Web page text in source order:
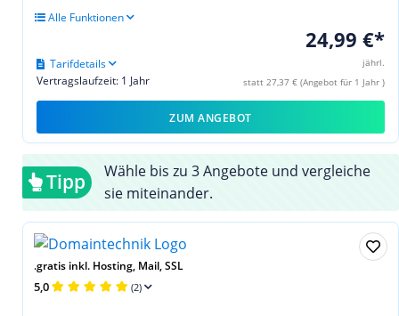
Alle Funktionen
24,99 €*
jährl.
statt 27,37 € (Angebot für 1 Jahr )
Vertragslaufzeit: 1 Jahr
Tarifdetails
ZUM ANGEBOT
Tipp
Wähle bis zu 3 Angebote und vergleiche
sie miteinander.
.gratis inkl. Hosting, Mail, SSL
5,0 (2)